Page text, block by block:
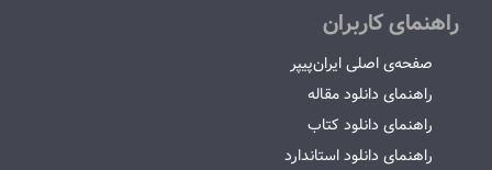
راهنمای کاربران
صفحه‌ی اصلی ایران‌پیپر
راهنمای دانلود مقاله
راهنمای دانلود کتاب
راهنمای دانلود استاندارد